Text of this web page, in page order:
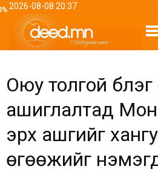
2026-08-08 20:37
Оюу толгой
ашиглалтад
эрх ашгийг
өгөөжийг